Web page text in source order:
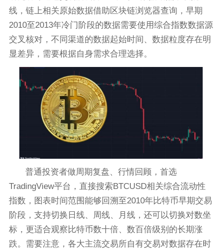
线，链上相关原始数据借助区块链浏览器查询，早期
2010至2013年冷门阶段的数据需要使用综合指数数据源
交叉核对，不同渠道的数据起始时间、数据粒度存在明
显差异，需要根据自身需求合理选择。
普通投资者做周期复盘、行情回顾，首选
TradingView平台，直接搜索BTCUSD相关综合流动性
指数，图表时间范围能够回溯至2010年比特币早期交易
阶段，支持切换日线、周线、月线，还可以切换对数坐
标，更适合观察比特币数十倍、数百倍级别的长期涨
跌。需要注意，各大主流交易所自有交易对数据存在时